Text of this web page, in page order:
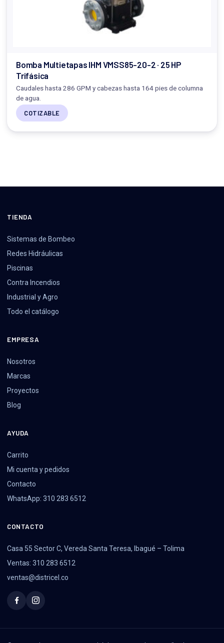
Bomba Multietapas IHM VMSS85-20-2 · 25 HP
Trifásica
Caudales hasta 286 GPM y cabezas hasta 164 pies de columna
de agua.
COTIZABLE
TIENDA
Sistemas de Bombeo
Redes Hidráulicas
Piscinas
Contra Incendios
Industrial y Agro
Todo el catálogo
EMPRESA
Nosotros
Marcas
Proyectos
Blog
AYUDA
Carrito
Mi cuenta y pedidos
Contacto
WhatsApp: 310 283 6512
CONTACTO
Casa 55 Sector C, Vereda Santa Teresa, Ibagué – Tolima
Ventas: 310 283 6512
ventas@districel.co